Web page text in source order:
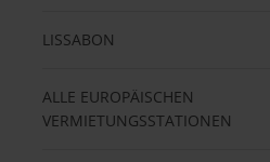
LISSABON
ALLE EUROPÄISCHEN
VERMIETUNGSSTATIONEN